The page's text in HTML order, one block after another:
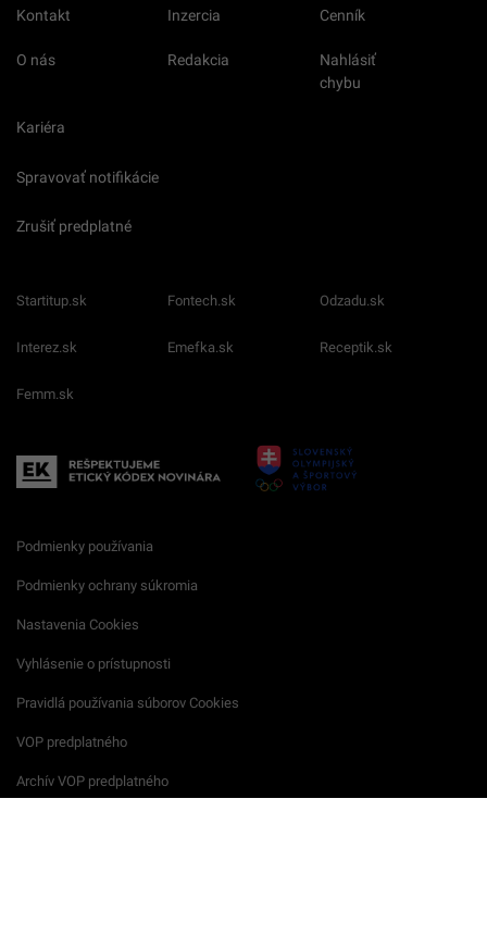
Kontakt Inzercia Cenník
O nás Redakcia
Nahlásiť
chybu
Kariéra
Spravovať notifikácie
Zrušiť predplatné
Startitup.sk Fontech.sk Odzadu.sk
Interez.sk Emefka.sk Receptik.sk
Femm.sk
Podmienky používania
Podmienky ochrany súkromia
Nastavenia Cookies
Vyhlásenie o prístupnosti
Pravidlá používania súborov Cookies
VOP predplatného
Archív VOP predplatného